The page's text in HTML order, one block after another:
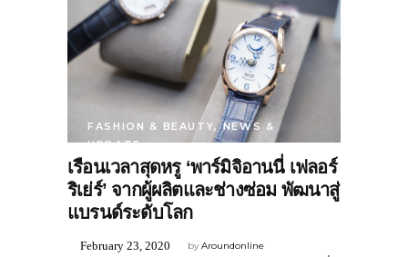
FASHION & BEAUTY,NEWS &
UPDATE
เรือนเวลาสุดหรู ‘พาร์มิจิอานนี่ เฟลอร์
ริเย่ร์’ จากผู้ผลิตและช่างซ่อม พัฒนาสู่
แบรนด์ระดับโลก
byAroundonline
February 23, 2020